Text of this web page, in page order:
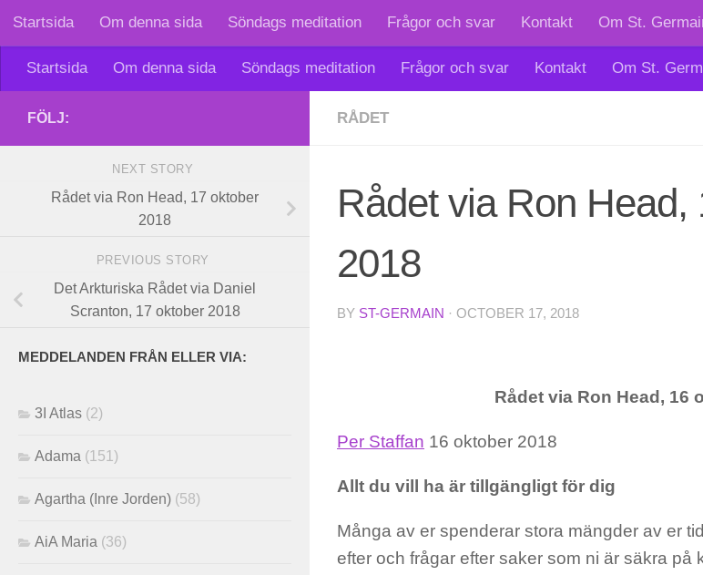
Skip to content
Startsida Om denna sida Söndags meditation Frågor och svar Kontakt Om St.
Startsida Om denna sida Söndags meditation Frågor och svar Kontakt Om St.
RÅDET
Rådet via Ron Head,
2018
BY ST-GERMAIN · OCTOBER 17, 2018
Rådet via Ron Head, 16
Per Staffan 16 oktober 2018
Allt du vill ha är tillgängligt för dig
Många av er spenderar stora mängder av er
efter och frågar efter saker som ni är säkra på
FÖLJ:
NEXT STORY
Rådet via Ron Head, 17 oktober
2018
PREVIOUS STORY
Det Arkturiska Rådet via Daniel
Scranton, 17 oktober 2018
MEDDELANDEN FRÅN ELLER VIA:
3I Atlas (2)
Adama (151)
Agartha (Inre Jorden) (58)
AiA Maria (36)